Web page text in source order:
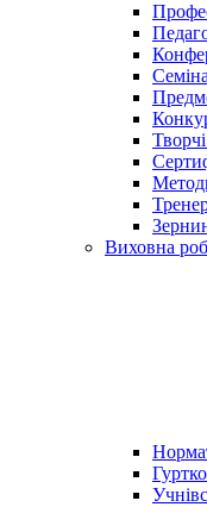
Виховна